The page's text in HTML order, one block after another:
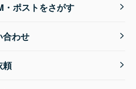
・ポストをさがす
合わせ
頼